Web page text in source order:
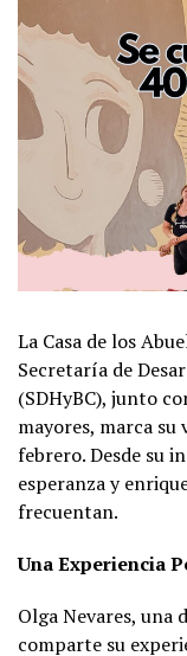
La Casa de los
Secretaría de
(SDHyBC), junto
mayores, marca su
febrero. Desde su
esperanza y
frecuentan.
Una Experiencia
Olga Nevares, una
comparte su